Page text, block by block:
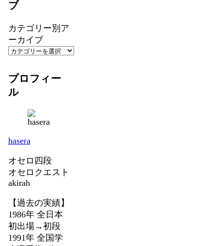
ブ
カテゴリー別ア
ーカイブ
プロフィー
ル
hasera
オセロ四段
オセロクエスト
akirah
【過去の実績】
1986年 全日本
初出場→初段
1991年 全国学